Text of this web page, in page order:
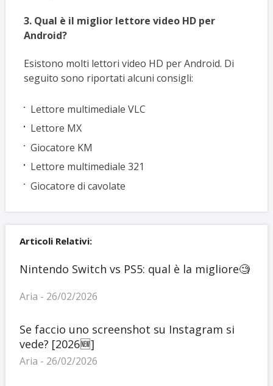
3. Qual è il miglior lettore video HD per
Android?
Esistono molti lettori video HD per Android. Di
seguito sono riportati alcuni consigli:
Lettore multimediale VLC
Lettore MX
Giocatore KM
Lettore multimediale 321
Giocatore di cavolate
Articoli Relativi:
Nintendo Switch vs PS5: qual è la migliore🧐
Aria - 26/02/2026
Se faccio uno screenshot su Instagram si
vede? [2026🆕]
Aria - 26/02/2026